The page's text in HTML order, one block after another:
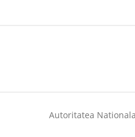
Autoritatea